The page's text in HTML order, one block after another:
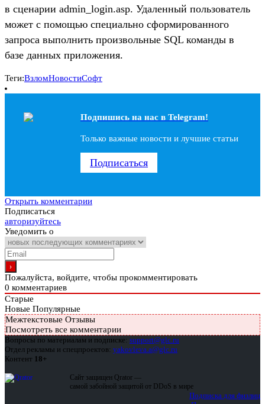
в сценарии admin_login.asp. Удаленный пользователь
может с помощью специально сформированного
запроса выполнить произвольные SQL команды в
базе данных приложения.
Теги:ВзломНовостиСофт
Подпишись на наc в Telegram!
Только важные новости и лучшие статьи
Подписаться
Открыть комментарии
Подписаться
авторизуйтесь
Уведомить о
Пожалуйста, войдите, чтобы прокомментировать
0 комментариев
Старые
Новые Популярные
Межтекстовые Отзывы
Посмотреть все комментарии
Вопросы по материалам и подписке: support@glc.ru
Отдел рекламы и спецпроектов: yakovleva.a@glc.ru
Контент 18+
Сайт защищен Qrator —
самой забойной защитой от DDoS в мире
Подписка для физлиц